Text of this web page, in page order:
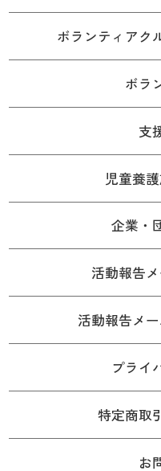
ボランティアク
ボラ
支
児童養
企業・
活動報告
活動報告メ
プライ
特定商取
お